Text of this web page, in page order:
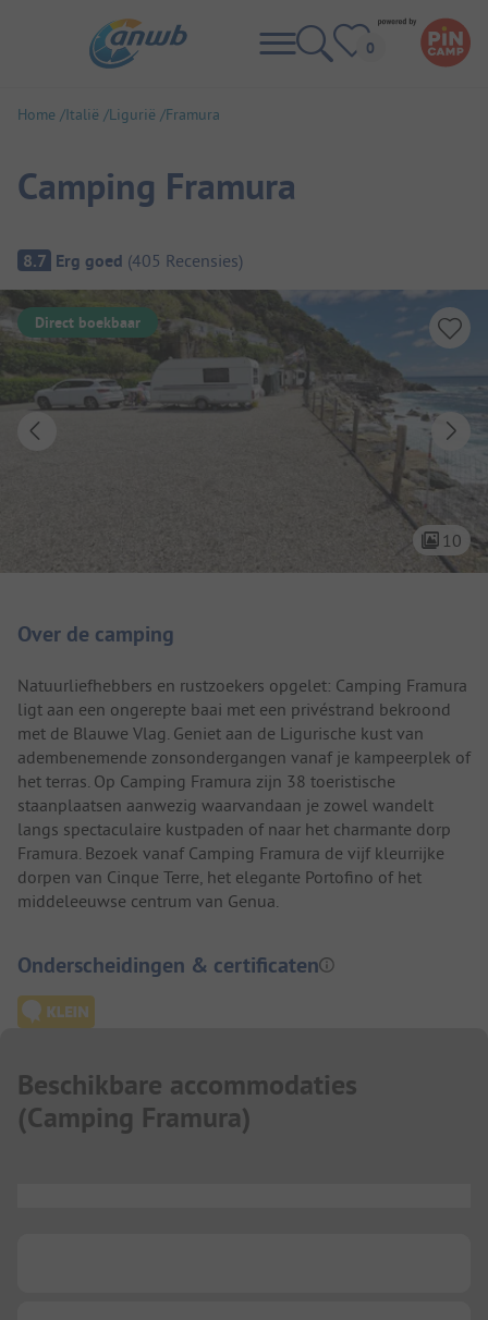
Home Italië Ligurië Framura
Camping Framura
Camping overzicht
8.7 Erg goed (405 Recensies)
Direct boekbaar
10
Over de camping
Natuurliefhebbers en rustzoekers opgelet: Camping Framura
ligt aan een ongerepte baai met een privéstrand bekroond
met de Blauwe Vlag. Geniet aan de Ligurische kust van
adembenemende zonsondergangen vanaf je kampeerplek of
het terras. Op Camping Framura zijn 38 toeristische
staanplaatsen aanwezig waarvandaan je zowel wandelt
langs spectaculaire kustpaden of naar het charmante dorp
Framura. Bezoek vanaf Camping Framura de vijf kleurrijke
dorpen van Cinque Terre, het elegante Portofino of het
middeleeuwse centrum van Genua.
Onderscheidingen & certificaten
Beschikbare accommodaties
(Camping Framura)